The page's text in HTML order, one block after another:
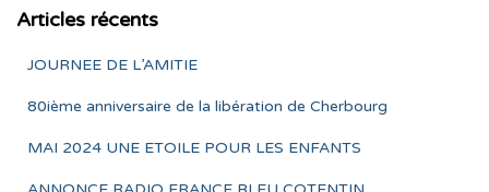
des
publications
Articles récents
JOURNEE DE L’AMITIE
80ième anniversaire de la libération de Cherbourg
MAI 2024 UNE ETOILE POUR LES ENFANTS